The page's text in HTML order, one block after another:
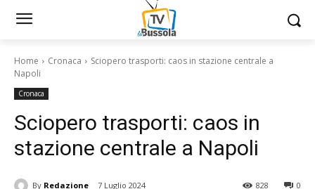
Home Cronaca
Sciopero trasporti: caos in stazione centrale a
Napoli
Cronaca
Sciopero trasporti: caos in
stazione centrale a Napoli
By Redazione 7 Luglio 2024 0
828